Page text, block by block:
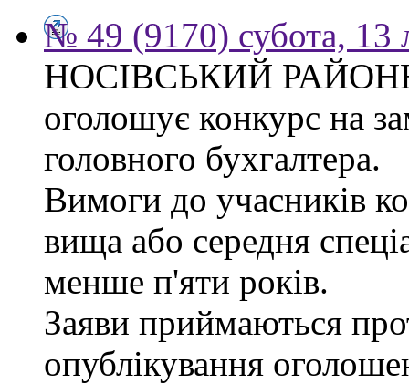
№ 49 (9170) субота, 13
НОСІВСЬКИЙ
оголошує конкурс на
головного бухгалтера.
Вимоги до учасників
вища або середня
менше п'яти років.
Заяви приймаються
опублікування